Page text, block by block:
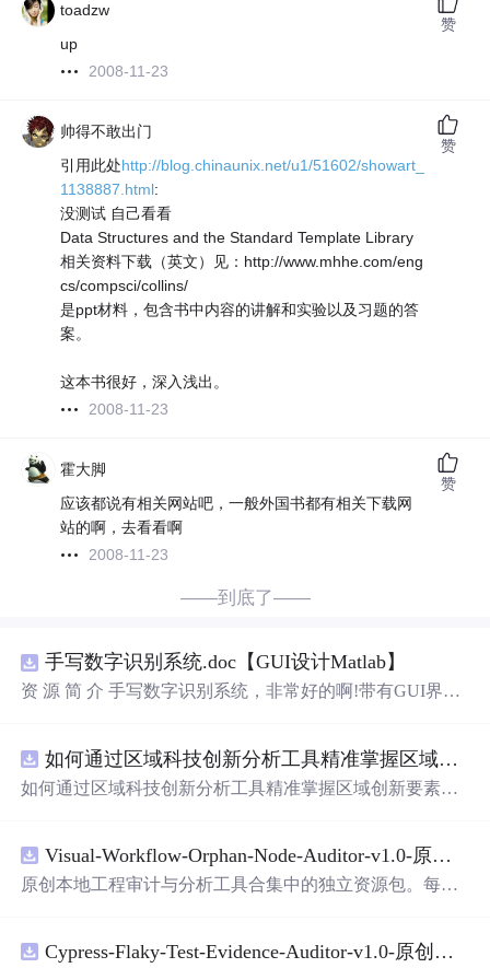
toadzw
up
2008-11-23
赞
帅得不敢出门
引用此处http://blog.chinaunix.net/u1/51602/showart_
1138887.html:
没测试 自己看看
Data Structures and the Standard Template Library
相关资料下载（英文）见：http://www.mhhe.com/eng
cs/compsci/collins/
是ppt材料，包含书中内容的讲解和实验以及习题的答
案。
这本书很好，深入浅出。
2008-11-23
赞
霍大脚
应该都说有相关网站吧，一般外国书都有相关下载网
站的啊，去看看啊
2008-11-23
赞
——到底了——
手写数字识别系统.doc【GUI设计Matlab】
资 源 简 介 手写数字识别系统，非常好的啊!带有GUI界
带有直观的图形用户界面（GUI），非常容易使用。你只
需要将手写数字输入系统，它将立即给出准确的识别结
是一个非常方便和实用的工具，你一定会喜欢它的！
如何通过区域科技创新分析工具精准掌握区域创新要素分布与产业链融合现状？.docx
如何通过区域科技创新分析工具精准掌握区域创新要素分
Visual-Workflow-Orphan-Node-Auditor-v1.0-原创源码与文档.zip
原创本地工程审计与分析工具合集中的独立资源包。每个
README、运行说明、功能清单、MIT License及原创与授
Cypress-Flaky-Test-Evidence-Auditor-v1.0-原创源码与文档.zip